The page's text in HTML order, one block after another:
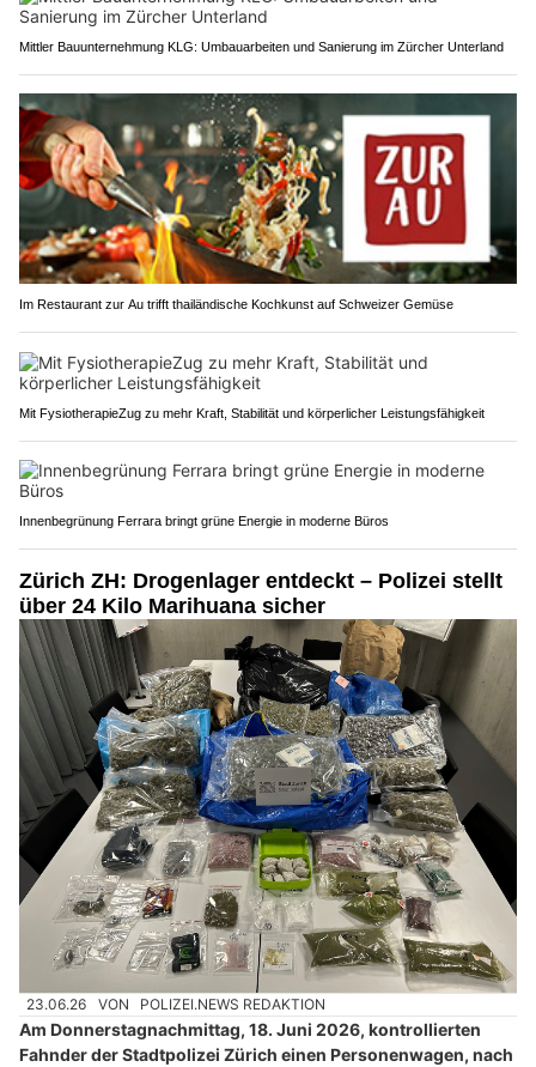
Mittler Bauunternehmung KLG: Umbauarbeiten und Sanierung im Zürcher Unterland
Im Restaurant zur Au trifft thailändische Kochkunst auf Schweizer Gemüse
Mit FysiotherapieZug zu mehr Kraft, Stabilität und körperlicher Leistungsfähigkeit
Innenbegrünung Ferrara bringt grüne Energie in moderne Büros
Zürich ZH: Drogenlager entdeckt – Polizei stellt
über 24 Kilo Marihuana sicher
23.06.26 VON POLIZEI.NEWS REDAKTION
Am Donnerstagnachmittag, 18. Juni 2026, kontrollierten
Fahnder der Stadtpolizei Zürich einen Personenwagen, nach